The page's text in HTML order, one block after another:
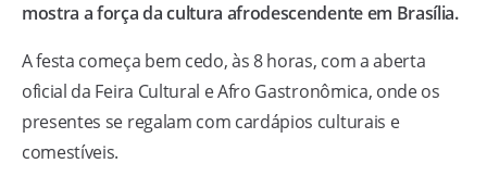
mostra a força da cultura afrodescendente em Brasília.
A festa começa bem cedo, às 8 horas, com a aberta
oficial da Feira Cultural e Afro Gastronômica, onde os
presentes se regalam com cardápios culturais e
comestíveis.